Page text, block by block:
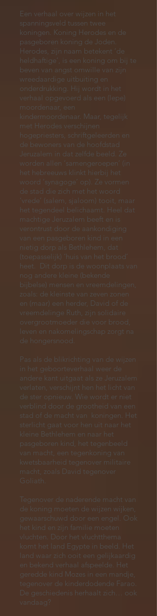
Een verhaal over wijzen in het
spanningsveld tussen twee
koningen. Koning Herodes en de
pasgeboren koning de Joden.
Herodes, zijn naam betekent ‘de
heldhaftige’, is een koning om bij te
beven van angst omwille van zijn
wreedaardige uitbuiting en
onderdrukking. Hij wordt in het
verhaal opgevoerd als een (lepe)
moordenaar, een
kindermoordenaar. Maar, tegelijk
met Herodes verschijnen
hogepriesters, schriftgeleerden en
de bewoners van de hoofdstad
Jeruzalem in dat zelfde beeld. Ze
worden allen ‘samengeroepen’ (in
het hebreeuws klinkt hierbij het
woord ‘synagoge’ op). Ze vormen
de stad die zich met het woord
‘vrede’ (salem, sjaloom) tooit, maar
het tegendeel belichaamt. Heel dat
machtige Jeruzalem beeft en is
verontrust door de aankondiging
van een pasgeboren kind in een
nietig dorp als Bethlehem, dat
(toepasselijk) ‘huis van het brood’
heet. Dit dorp is de woonplaats van
nog andere kleine (bekende
bijbelse) mensen en vreemdelingen,
zoals: de kleinste van zeven zonen
en (maar) een herder, David of de
vreemdelinge Ruth, zijn solidaire
overgrootmoeder die voor brood,
leven en nakomelingschap zorgt na
de hongersnood.
Pas als de blikrichting van de wijzen
in het geboorteverhaal weer de
andere kant uitgaat als ze Jeruzalem
verlaten, verschijnt hen het licht van
de ster opnieuw. Wie wordt er niet
verblind door de grootheid van een
stad of de macht van koningen. Het
sterlicht gaat voor hen uit naar het
kleine Bethlehem en naar het
pasgeboren kind, het tegenbeeld
van macht, een tegenkoning van
kwetsbaarheid tegenover militaire
macht, zoals David tegenover
Goliath.
Tegenover de naderende macht van
de koning moeten de wijzen wijken,
gewaarschuwd door een engel. Ook
het kind en zijn familie moeten
vluchten. Door het vluchtthema
komt het land Egypte in beeld. Het
land waar zich ooit een gelijkaardig
en bekend verhaal afspeelde. Het
geredde kind Mozes in een mandje,
tegenover de kinderdodende Farao.
De geschiedenis herhaalt zich… ook
vandaag?